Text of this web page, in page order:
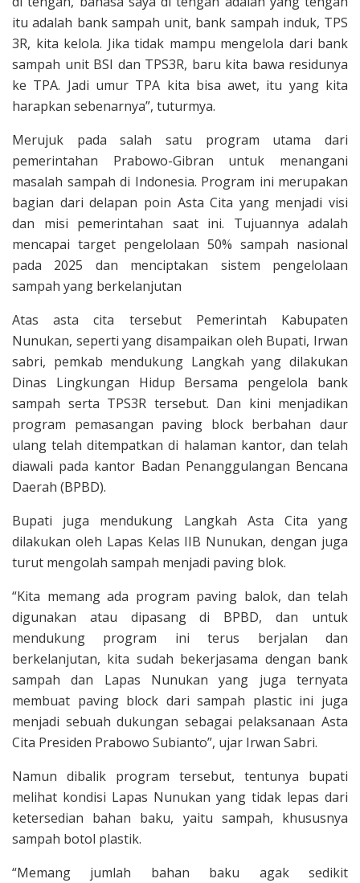
itu adalah bank sampah unit, bank sampah induk, TPS
3R, kita kelola. Jika tidak mampu mengelola dari bank
sampah unit BSI dan TPS3R, baru kita bawa residunya
ke TPA. Jadi umur TPA kita bisa awet, itu yang kita
harapkan sebenarnya”, tuturmya.
Merujuk pada salah satu program utama dari
pemerintahan Prabowo-Gibran untuk menangani
masalah sampah di Indonesia. Program ini merupakan
bagian dari delapan poin Asta Cita yang menjadi visi
dan misi pemerintahan saat ini. Tujuannya adalah
mencapai target pengelolaan 50% sampah nasional
pada 2025 dan menciptakan sistem pengelolaan
sampah yang berkelanjutan
Atas asta cita tersebut Pemerintah Kabupaten
Nunukan, seperti yang disampaikan oleh Bupati, Irwan
sabri, pemkab mendukung Langkah yang dilakukan
Dinas Lingkungan Hidup Bersama pengelola bank
sampah serta TPS3R tersebut. Dan kini menjadikan
program pemasangan paving block berbahan daur
ulang telah ditempatkan di halaman kantor, dan telah
diawali pada kantor Badan Penanggulangan Bencana
Daerah (BPBD).
Bupati juga mendukung Langkah Asta Cita yang
dilakukan oleh Lapas Kelas IIB Nunukan, dengan juga
turut mengolah sampah menjadi paving blok.
“Kita memang ada program paving balok, dan telah
digunakan atau dipasang di BPBD, dan untuk
mendukung program ini terus berjalan dan
berkelanjutan, kita sudah bekerjasama dengan bank
sampah dan Lapas Nunukan yang juga ternyata
membuat paving block dari sampah plastic ini juga
menjadi sebuah dukungan sebagai pelaksanaan Asta
Cita Presiden Prabowo Subianto”, ujar Irwan Sabri.
Namun dibalik program tersebut, tentunya bupati
melihat kondisi Lapas Nunukan yang tidak lepas dari
ketersedian bahan baku, yaitu sampah, khususnya
sampah botol plastik.
“Memang jumlah bahan baku agak sedikit